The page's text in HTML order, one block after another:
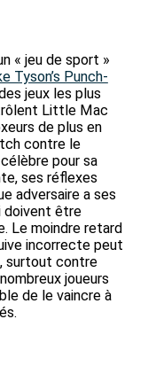
« jeu de sport »
Tyson’s Punch-
jeux les plus
Little Mac
de plus en
contre le
pour sa
ses réflexes
adversaire a ses
doivent être
Le moindre retard
incorrecte peut
surtout contre
joueurs
de le vaincre à